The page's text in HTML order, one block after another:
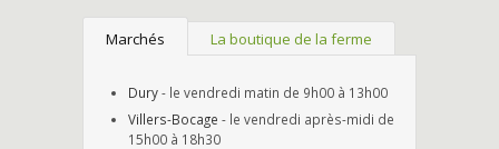
Marchés La boutique de la ferme
Dury- le vendredi matin de 9h00 à 13h00
Villers-Bocage - le vendredi après-midi de
15h00 à 18h30